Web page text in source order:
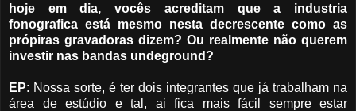
hoje em dia, vocês acreditam que a industria
fonografica está mesmo nesta decrescente como as
própiras gravadoras dizem? Ou realmente não querem
investir nas bandas undeground?
EP: Nossa sorte, é ter dois integrantes que já trabalham na
área de estúdio e tal, ai fica mais fácil sempre estar